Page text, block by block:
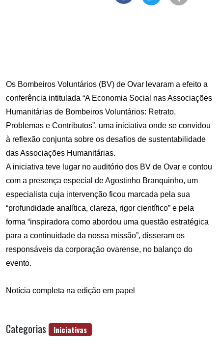
Os Bombeiros Voluntários (BV) de Ovar levaram a efeito a
conferência intitulada “A Economia Social nas Associações
Humanitárias de Bombeiros Voluntários: Retrato,
Problemas e Contributos”, uma iniciativa onde se convidou
à reflexão conjunta sobre os desafios de sustentabilidade
das Associações Humanitárias.
A iniciativa teve lugar no auditório dos BV de Ovar e contou
com a presença especial de Agostinho Branquinho, um
especialista cuja intervenção ficou marcada pela sua
“profundidade analítica, clareza, rigor científico” e pela
forma “inspiradora como abordou uma questão estratégica
para a continuidade da nossa missão”, disseram os
responsáveis da corporação ovarense, no balanço do
evento.
Notícia completa na edição em papel
Categorias Iniciativas